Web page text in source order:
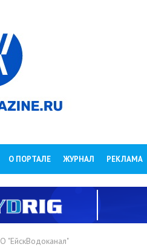
О ПОРТАЛЕ ЖУРНАЛ РЕКЛАМА
"ЕйскВодоканал"